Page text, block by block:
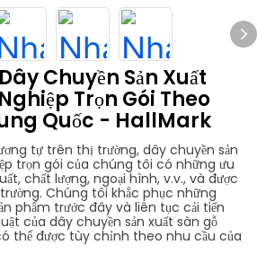
Chuyền Sản Xuất
Trọn Gói Theo
Quốc - HallMark
tự trên thị trường, dây chuyền sản
trọn gói của chúng tôi có những ưu
chất lượng, ngoại hình, v.v., và được
Chúng tôi khắc phục những
phẩm trước đây và liên tục cải tiến
của dây chuyền sản xuất sàn gỗ
thể được tùy chỉnh theo nhu cầu của